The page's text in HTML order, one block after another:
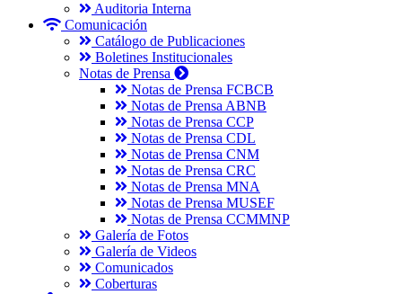
Auditoria Interna
Comunicación
Catálogo de Publicaciones
Boletines Institucionales
Notas de Prensa
Notas de Prensa FCBCB
Notas de Prensa ABNB
Notas de Prensa CCP
Notas de Prensa CDL
Notas de Prensa CNM
Notas de Prensa CRC
Notas de Prensa MNA
Notas de Prensa MUSEF
Notas de Prensa CCMMNP
Galería de Fotos
Galería de Videos
Comunicados
Coberturas